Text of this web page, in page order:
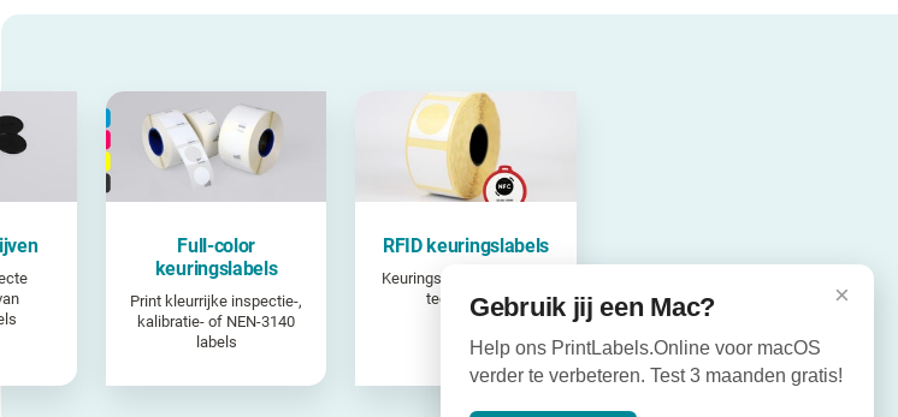
Full-color
keuringslabels
Print kleurrijke inspectie-,
kalibratie- of NEN-3140
labels
RFID keuringslabels
Keuringslabels met NFC-
technologie
×
Gebruik jij een Mac?
Help ons PrintLabels.Online voor macOS
verder te verbeteren. Test 3 maanden gratis!